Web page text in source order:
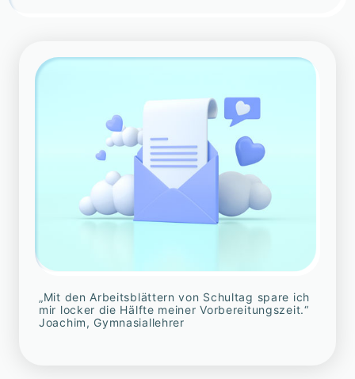
„Mit den Arbeitsblättern von Schultag spare ich
mir locker die Hälfte meiner Vorbereitungszeit.“
Joachim, Gymnasiallehrer